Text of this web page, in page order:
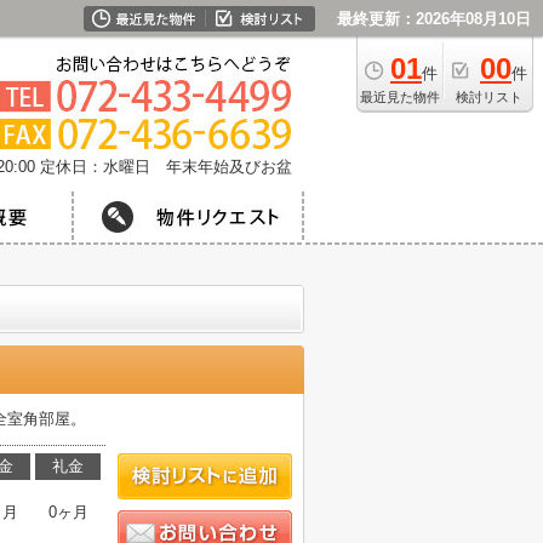
最終更新：2026年08月10日
01件
最近見た物件
00件
検討リスト
定休日：水曜日 年末年始及びお盆
角部屋。
礼金
0ヶ月